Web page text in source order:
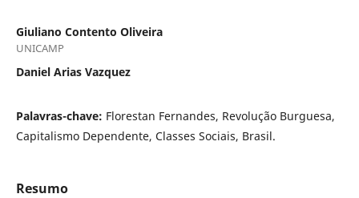
Giuliano Contento Oliveira
UNICAMP
Daniel Arias Vazquez
Palavras-chave: Florestan Fernandes, Revolução Burguesa,
Capitalismo Dependente, Classes Sociais, Brasil.
Resumo